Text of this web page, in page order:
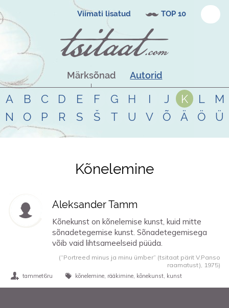
Viimati lisatud TOP 10
Märksõnad Autorid
A B C D E F G H I J K L
M
N
O P R S Š T U V Õ Ä Ö Ü
Tsitaadid teemalkõnelemine
Kõnelemine
Aleksander Tamm
Kõnekunst on kõnelemise kunst, kuid mitte
sõnadetegemise kunst. Sõnadetegemisega
võib vaid lihtsameelseid püüda.
(“Portreed minus ja minu ümber” (tsitaat pärit V.Panso
raamatust), 1975)
tammet6ru kõnelemine rääkimine kõnekunst kunst